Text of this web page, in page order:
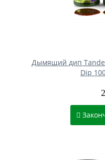
Дымящий дип
Dip